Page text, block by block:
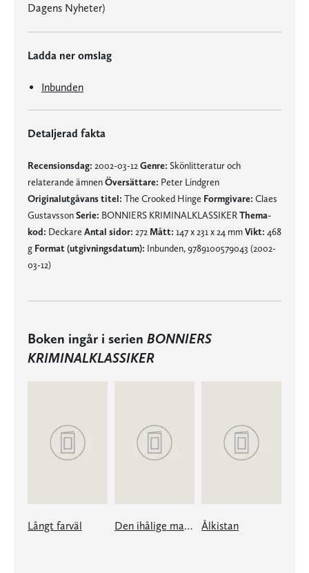
Dagens Nyheter)
Ladda ner omslag
Inbunden
Detaljerad fakta
Recensionsdag: 2002-03-12 Genre: Skönlitteratur och
relaterande ämnenÖversättare: Peter Lindgren
Originalutgåvans titel: The Crooked Hinge Formgivare: Claes
GustavssonSerie: BONNIERS KRIMINALKLASSIKERThema-
kod: Deckare Antal sidor: 272 Mått: 147 x 231 x 24 mmVikt: 468
g Format (utgivningsdatum): Inbunden, 9789100579043 (2002-
03-12)
Boken ingår i serien BONNIERS
KRIMINALKLASSIKER
Långt farväl Den ihålige mannen Ålkistan